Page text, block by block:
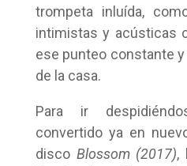
trompeta inluída,
intimistas y acústicas
ese punteo constante
de la casa.
Para ir
convertido ya en
disco Blossom (2017),